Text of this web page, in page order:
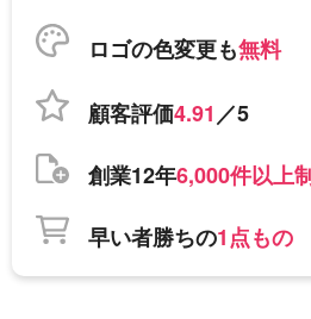
ロゴの色変更も無料
顧客評価4.91／5
創業12年6,000件以上
早い者勝ちの1点もの